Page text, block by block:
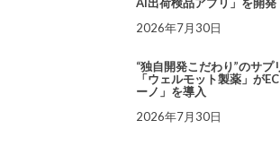
2026年7月30日
“独自開発こだわり”のサ
「ウェルモット製薬」が
ーノ」を導入
2026年7月30日